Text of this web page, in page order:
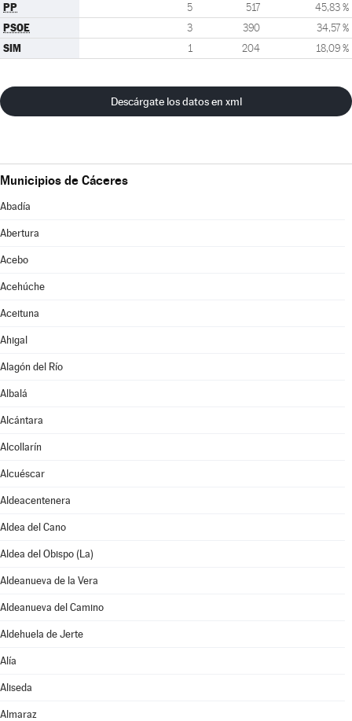
PP 5 517 45,83 %
PSOE 3 390 34,57 %
SIM 1 204 18,09 %
Descárgate los datos en xml
Municipios de Cáceres
Abadía
Abertura
Acebo
Acehúche
Aceituna
Ahigal
Alagón del Río
Albalá
Alcántara
Alcollarín
Alcuéscar
Aldeacentenera
Aldea del Cano
Aldea del Obispo (La)
Aldeanueva de la Vera
Aldeanueva del Camino
Aldehuela de Jerte
Alía
Aliseda
Almaraz